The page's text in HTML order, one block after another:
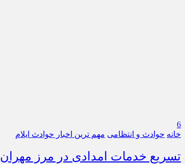
6
خانه حوادث و انتظامی مهم ترین اخبار حوادث ایلام
تسریع خدمات امدادی در مرز مهران